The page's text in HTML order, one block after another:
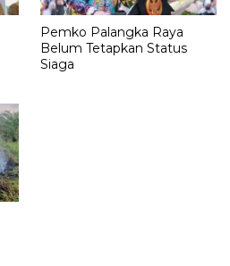
Pemko Palangka Raya
Belum Tetapkan Status
Siaga